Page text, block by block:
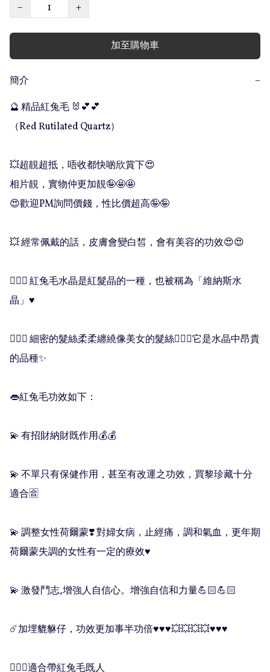
−
+
加至購物車
簡介
−
🔮 精品紅兔毛 🐰💕💕
（Red Rutilated Quartz）
💥超靚超抵，唔收都快啲欣賞下😍
相片靚，實物仲更加靚🤪🤩🤩
😍歡迎PM詢問價錢，性比價超高🤪🤪
💥 經常佩戴的話，皮膚會變白皙，會有美容的功效😍😍
🧚🏻‍♀️ 紅兔毛水晶是紅髮晶的一種，也被稱為「維納斯水
晶」♥️
🧝🏻‍♀️ 細密的髮絲柔柔纏繞像美女的髮絲🧚🏻‍♀️它是水晶中昂貴
的品種✨
👄紅兔毛功效如下：
💫 有招財納財既作用💰💰
💫 不單只有保健作用，甚至有改運之功效，買黎珍藏十分
適合🈴️
💫 調整女性荷爾蒙❣️ 對婦女病，止經痛，調和氣血，更年期
荷爾蒙失調的女性有一定的療效♥️
💫 激發鬥志,增強人自信心。增強自信和力量💪🏻💪🏻
☄️加埋貔貅仔，功效更加事半功倍♥️♥️♥️💥💥💥💥♥️♥️♥️
🧚🏻‍♀️適合帶紅兔毛既人